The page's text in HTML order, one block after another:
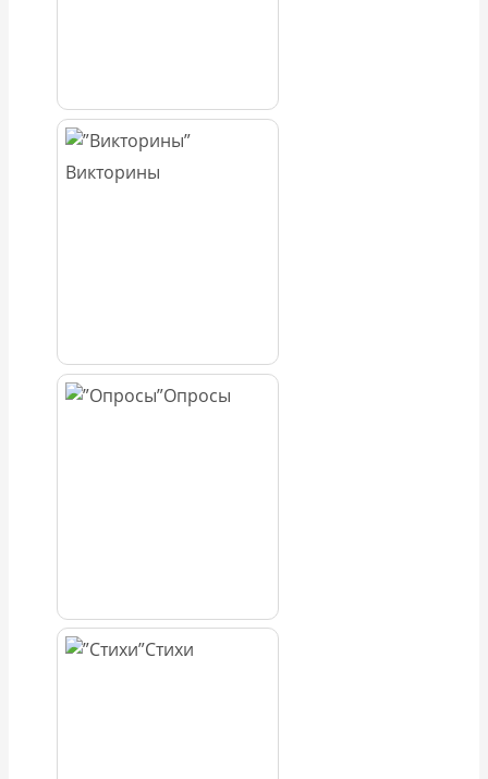
Викторины
Опросы
Стихи